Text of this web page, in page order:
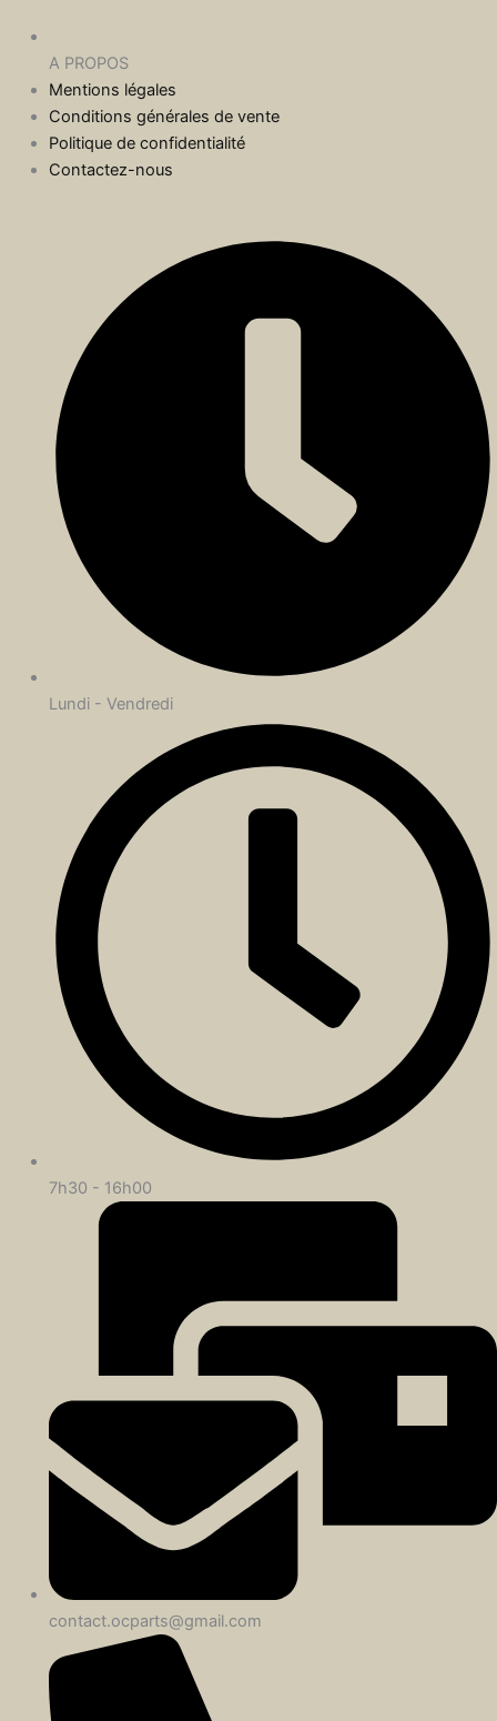
A PROPOS
Mentions légales
Conditions générales de vente
Politique de confidentialité
Contactez-nous
Lundi - Vendredi
7h30 - 16h00
contact.ocparts@gmail.com